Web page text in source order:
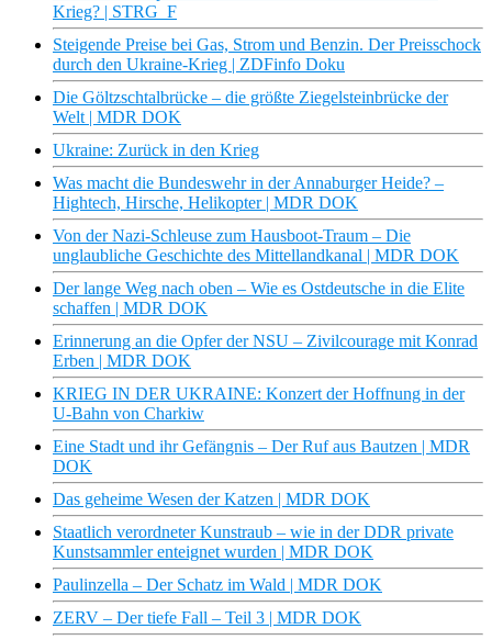
Krieg? | STRG_F
Steigende Preise bei Gas, Strom und Benzin. Der Preisschock
durch den Ukraine-Krieg | ZDFinfo Doku
Die Göltzschtalbrücke – die größte Ziegelsteinbrücke der
Welt | MDR DOK
Ukraine: Zurück in den Krieg
Was macht die Bundeswehr in der Annaburger Heide? –
Hightech, Hirsche, Helikopter | MDR DOK
Von der Nazi-Schleuse zum Hausboot-Traum – Die
unglaubliche Geschichte des Mittellandkanal | MDR DOK
Der lange Weg nach oben – Wie es Ostdeutsche in die Elite
schaffen | MDR DOK
Erinnerung an die Opfer der NSU – Zivilcourage mit Konrad
Erben | MDR DOK
KRIEG IN DER UKRAINE: Konzert der Hoffnung in der
U-Bahn von Charkiw
Eine Stadt und ihr Gefängnis – Der Ruf aus Bautzen | MDR
DOK
Das geheime Wesen der Katzen | MDR DOK
Staatlich verordneter Kunstraub – wie in der DDR private
Kunstsammler enteignet wurden | MDR DOK
Paulinzella – Der Schatz im Wald | MDR DOK
ZERV – Der tiefe Fall – Teil 3 | MDR DOK